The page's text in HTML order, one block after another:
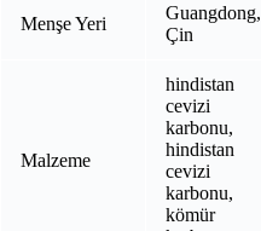
Menşe Yeri
Guangdong,
Çin
Malzeme
hindistan
cevizi
karbonu,
hindistan
cevizi
karbonu,
kömür